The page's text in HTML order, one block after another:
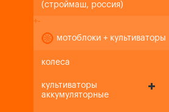
(строймаш, россия)
+-
мотоблоки + культиваторы
колеса
культиваторы
аккумуляторные